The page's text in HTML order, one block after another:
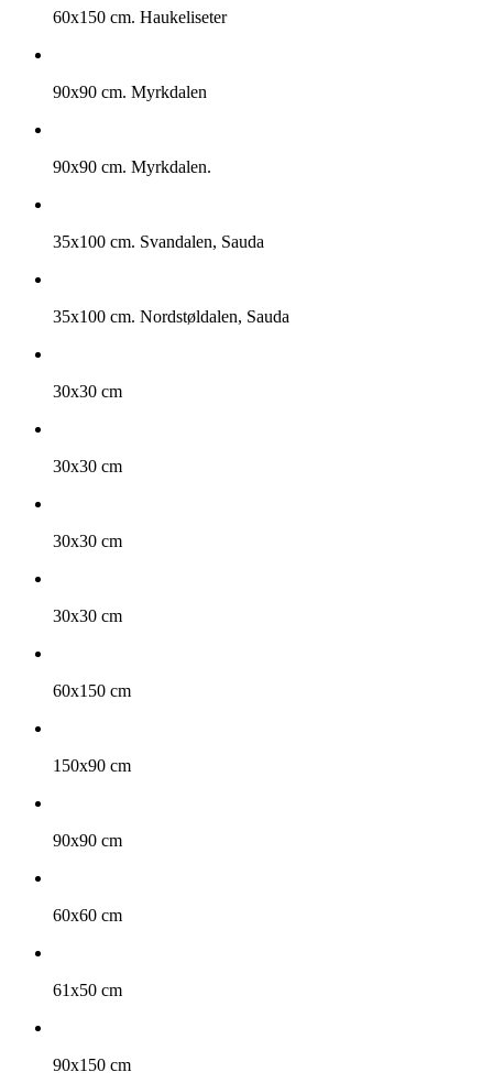
60x150 cm. Haukeliseter
90x90 cm. Myrkdalen
90x90 cm. Myrkdalen.
35x100 cm. Svandalen, Sauda
35x100 cm. Nordstøldalen, Sauda
30x30 cm
30x30 cm
30x30 cm
30x30 cm
60x150 cm
150x90 cm
90x90 cm
60x60 cm
61x50 cm
90x150 cm